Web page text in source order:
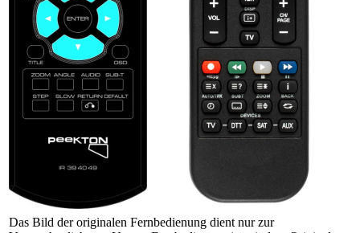
Das Bild der originalen Fernbedienung dient nur zur